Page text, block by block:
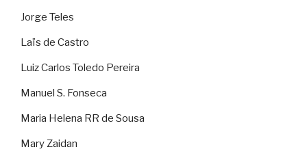
Jorge Teles
Laïs de Castro
Luiz Carlos Toledo Pereira
Manuel S. Fonseca
Maria Helena RR de Sousa
Mary Zaidan